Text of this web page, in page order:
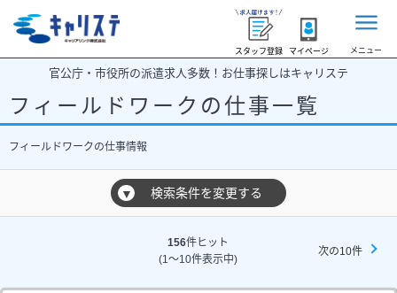
スタッフ登録 マイページ メニュー
官公庁・市役所の派遣求人多数！お仕事探しはキャリステ
フィールドワークの仕事一覧
フィールドワークの仕事情報
▼ 検索条件を変更する
156件ヒット
(1～10件表示中)
次の10件